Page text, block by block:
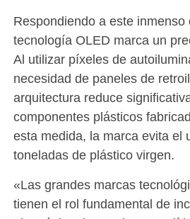
Respondiendo a este inmenso
tecnología OLED marca un
Al utilizar píxeles de
necesidad de paneles de
arquitectura reduce
componentes plásticos
esta medida, la marca evita el
toneladas de plástico virgen.
«Las grandes marcas
tienen el rol fundamental de